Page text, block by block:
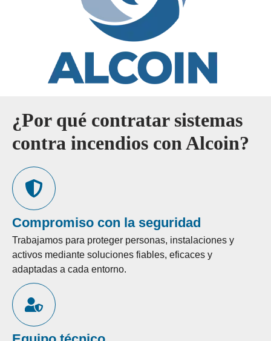
¿Por qué contratar sistemas
contra incendios con Alcoin?
Compromiso con la seguridad
Trabajamos para proteger personas, instalaciones y
activos mediante soluciones fiables, eficaces y
adaptadas a cada entorno.